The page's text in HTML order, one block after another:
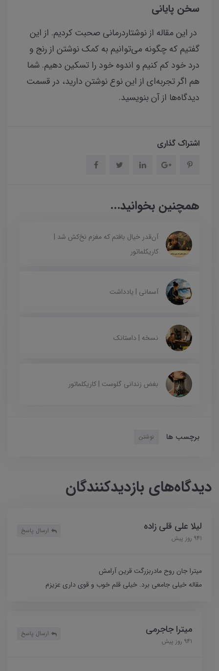
سخن پایانی
در این مقاله از نوشتاردرمانی صحبت کردیم. از این
گفتیم که چگونه می‌توانیم به کمک نوشتن از رنج و
درد خود کم کنیم و اندوه خود را تسکین دهیم. شما
هم اگر تجربه‌ای از این نوع نوشتن دارید، در قسمت
دیدگاه‌ها از آن بنویسید.
اشتراک گذاری
همچنین بخوانید...
آن‌قدر خیال بافتم که مغزم نخ‌کش شد |
کاریکلماتور
آسمانی | یادداشت
نسخه | داستانک
بغض زندانی گلوست | کاریکلماتور
برچسب ها نوشتن
دیدگاه‌های بازدیدکنندگان
لیلا علی قلی زاده
941 روز پیش
ارسال پاسخ
میترا جان روح مادربزرگت قرین آرامش
مقاله خیلی جامعی برد. خیلی قلم خوب و قوی داری عزیزم
میترا جاجرمی
941 روز پیش
ارسال پاسخ